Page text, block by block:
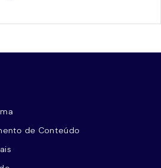
de Conteúdo